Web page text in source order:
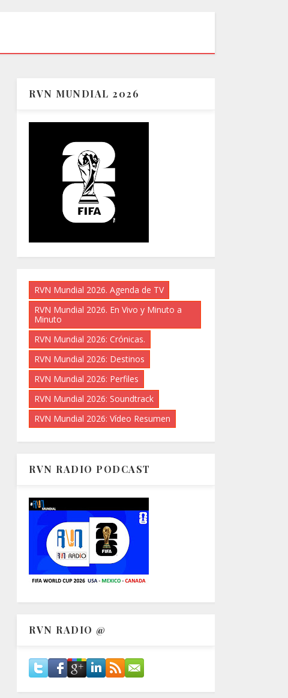
RVN MUNDIAL 2026
RVN Mundial 2026. Agenda de TV
RVN Mundial 2026. En Vivo y Minuto a
Minuto
RVN Mundial 2026: Crónicas.
RVN Mundial 2026: Destinos
RVN Mundial 2026: Perfiles
RVN Mundial 2026: Soundtrack
RVN Mundial 2026: Vídeo Resumen
RVN RADIO PODCAST
RVN RADIO @